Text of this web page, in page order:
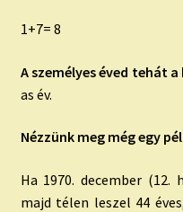
1+7= 8
A személyes éved tehát
as év.
Nézzünk meg még egy
Ha 1970. december
majd télen leszel 44